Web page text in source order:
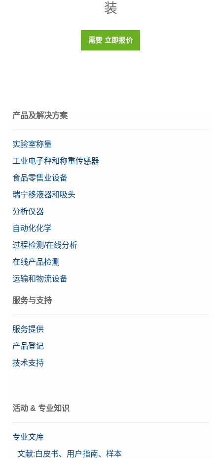
< 0.8
否
塑料盒（包括在内）
目标值
装
需要 立即报价
产品及解决方案
实验室称量
工业电子秤和称重传感器
食品零售业设备
瑞宁移液器和吸头
分析仪器
自动化化学
过程检测/在线分析
在线产品检测
运输和物流设备
服务与支持
服务提供
产品登记
技术支持
活动 & 专业知识
专业文库
文献:白皮书、用户指南、样本